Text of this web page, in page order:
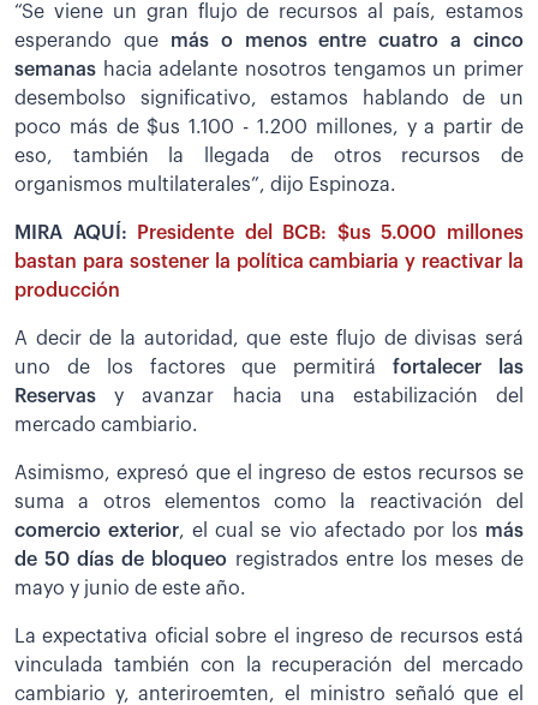
“Se viene un gran flujo de recursos al país, estamos
esperando que más o menos entre cuatro a cinco
semanas hacia adelante nosotros tengamos un primer
desembolso significativo, estamos hablando de un
poco más de $us 1.100 - 1.200 millones, y a partir de
eso, también la llegada de otros recursos de
organismos multilaterales”, dijo Espinoza.
MIRA AQUÍ:
Presidente del BCB: $us 5.000 millones
bastan para sostener la política cambiaria y reactivar la
producción
A decir de la autoridad, que este flujo de divisas será
uno de los factores que permitirá fortalecer las
Reservasy avanzar hacia una estabilización del
mercado cambiario.
Asimismo, expresó que el ingreso de estos recursos se
suma a otros elementos como la reactivación del
comercio exterior, el cual se vio afectado por los más
de 50 días de bloqueo registrados entre los meses de
mayo y junio de este año.
La expectativa oficial sobre el ingreso de recursos está
vinculada también con la recuperación del mercado
cambiario y, anteriroemten, el ministro señaló que el